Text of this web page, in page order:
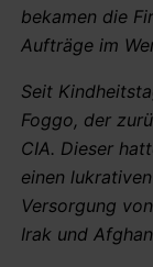
bekamen die
Aufträge im
Seit
Foggo, der
CIA. Dieser
einen
Versorgung
Irak und